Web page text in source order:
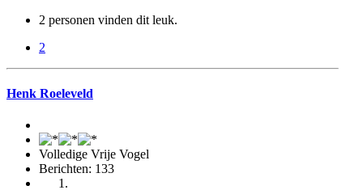
2 personen vinden dit leuk.
2
Henk Roeleveld
Volledige Vrije Vogel
Berichten: 133